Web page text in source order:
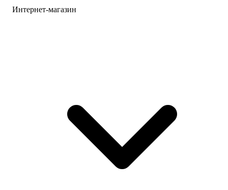
Интернет-магазин